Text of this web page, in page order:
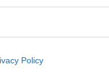
Policy